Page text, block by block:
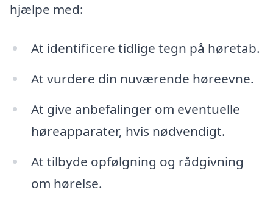
hjælpe med:
At identificere tidlige tegn på høretab.
At vurdere din nuværende høreevne.
At give anbefalinger om eventuelle
høreapparater, hvis nødvendigt.
At tilbyde opfølgning og rådgivning
om hørelse.